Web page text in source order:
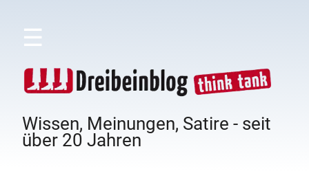
☰
Wissen, Meinungen, Satire - seit
über 20 Jahren